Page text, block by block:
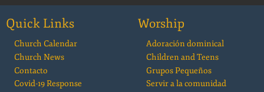
Quick Links
Church Calendar
Church News
Contacto
Covid-19 Response
Worship
Adoración dominical
Children and Teens
Grupos Pequeños
Servir a la comunidad